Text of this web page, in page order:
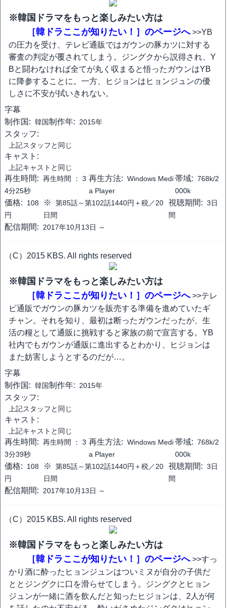
※韓国ドラマをもっと楽しみたい方は
［韓ドラここが知りたい！］のページへ>>YB
の圧力を受け、テレビ通販ではガウンの豚カツに対する
審査の判定が覆されてしまう。ジングクから説得され、Y
Bと闘わなければ全てが丸く収まると悟ったガウンはYB
に降参することに。一方、ヒジョンはヒョンジュンの優
しさに不安が拭いきれない。
字幕
制作国: 韓国制作年: 2015年
スタッフ:
上記スタッフと同じ
キャスト:
上記キャストと同じ
再生時間: 再生時間 ： 3
4分25秒
再生方法: Windows Medi
a Player
帯域: 768k/2
000k
価格:
108
円
※
第85話～第102話1440円＋税／20
日間
視聴期間: 3日
間
配信期間: 2017年10月13日 ～
（C）2015 KBS. All rights reserved
※韓国ドラマをもっと楽しみたい方は
［韓ドラここが知りたい！］のページへ>>テレ
ビ通販でガウンの豚カツを販売する準備を進めていたギ
チャン。それを知り、最初は断ったガウンだったが、生
活の糧として通販に挑戦すると家族の前で宣言する。YB
社内でもガウンが通販に進出するとわかり、ヒジョンは
また妨害しようとするのだが…。
字幕
制作国: 韓国制作年: 2015年
スタッフ:
上記スタッフと同じ
キャスト:
上記キャストと同じ
再生時間: 再生時間 ： 3
3分39秒
再生方法: Windows Medi
a Player
帯域: 768k/2
000k
価格:
108
円
※
第85話～第102話1440円＋税／20
日間
視聴期間: 3日
間
配信期間: 2017年10月13日 ～
（C）2015 KBS. All rights reserved
※韓国ドラマをもっと楽しみたい方は
［韓ドラここが知りたい！］のページへ>>すっ
かり酒に酔ったヒョンジュンはついミヌが自分の子供だ
ととジングクに口を滑らせてしまう。ジングクとヒョン
ジュンが一緒に酒を飲んだと知ったヒジョンは、2人が何